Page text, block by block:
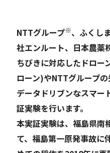
JP
NTTグループ※、ふくし
社エンルート、日本農薬
ちびきに対応したドロー
ローン)やNTTグループ
データドリブンなスマー
証実験を行います。
本実証実験は、福島県南
て、福島第一原発事故に